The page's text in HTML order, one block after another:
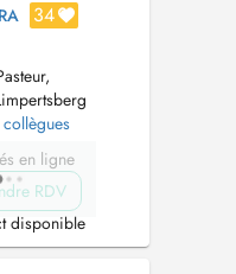
34
en ligne
RDV
disponible